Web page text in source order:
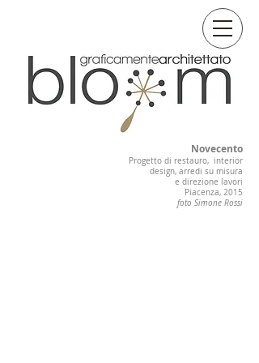
Novecento
Progetto di restauro, interior
design, arredi su misura
e direzione lavori
Piacenza, 2015
foto Simone Rossi